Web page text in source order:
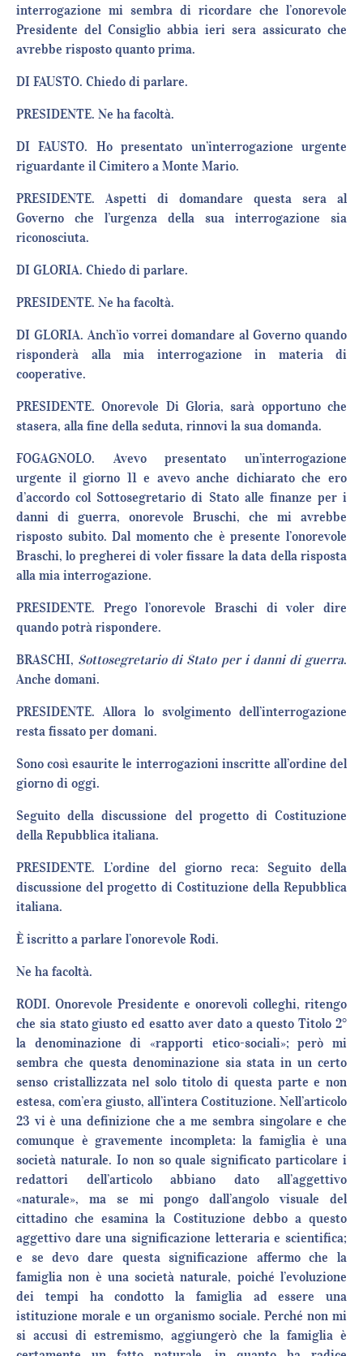
interrogazione mi sembra di ricordare che l’onorevole
Presidente del Consiglio abbia ieri sera assicurato che
avrebbe risposto quanto prima.
DI FAUSTO. Chiedo di parlare.
PRESIDENTE. Ne ha facoltà.
DI FAUSTO. Ho presentato un’interrogazione urgente
riguardante il Cimitero a Monte Mario.
PRESIDENTE. Aspetti di domandare questa sera al
Governo che l’urgenza della sua interrogazione sia
riconosciuta.
DI GLORIA. Chiedo di parlare.
PRESIDENTE. Ne ha facoltà.
DI GLORIA. Anch’io vorrei domandare al Governo quando
risponderà alla mia interrogazione in materia di
cooperative.
PRESIDENTE. Onorevole Di Gloria, sarà opportuno che
stasera, alla fine della seduta, rinnovi la sua domanda.
FOGAGNOLO. Avevo presentato un’interrogazione
urgente il giorno 11 e avevo anche dichiarato che ero
d’accordo col Sottosegretario di Stato alle finanze per i
danni di guerra, onorevole Bruschi, che mi avrebbe
risposto subito. Dal momento che è presente l’onorevole
Braschi, lo pregherei di voler fissare la data della risposta
alla mia interrogazione.
PRESIDENTE. Prego l’onorevole Braschi di voler dire
quando potrà rispondere.
BRASCHI, Sottosegretario di Stato per i danni di guerra.
Anche domani.
PRESIDENTE. Allora lo svolgimento dell’interrogazione
resta fissato per domani.
Sono così esaurite le interrogazioni inscritte all’ordine del
giorno di oggi.
Seguito della discussione del progetto di Costituzione
della Repubblica italiana.
PRESIDENTE. L’ordine del giorno reca: Seguito della
discussione del progetto di Costituzione della Repubblica
italiana.
È iscritto a parlare l’onorevole Rodi.
Ne ha facoltà.
RODI. Onorevole Presidente e onorevoli colleghi, ritengo
che sia stato giusto ed esatto aver dato a questo Titolo 2°
la denominazione di «rapporti etico-sociali»; però mi
sembra che questa denominazione sia stata in un certo
senso cristallizzata nel solo titolo di questa parte e non
estesa, com’era giusto, all’intera Costituzione. Nell’articolo
23 vi è una definizione che a me sembra singolare e che
comunque è gravemente incompleta: la famiglia è una
società naturale. Io non so quale significato particolare i
redattori dell’articolo abbiano dato all’aggettivo
«naturale», ma se mi pongo dall’angolo visuale del
cittadino che esamina la Costituzione debbo a questo
aggettivo dare una significazione letteraria e scientifica;
e se devo dare questa significazione affermo che la
famiglia non è una società naturale, poiché l’evoluzione
dei tempi ha condotto la famiglia ad essere una
istituzione morale e un organismo sociale. Perché non mi
si accusi di estremismo, aggiungerò che la famiglia è